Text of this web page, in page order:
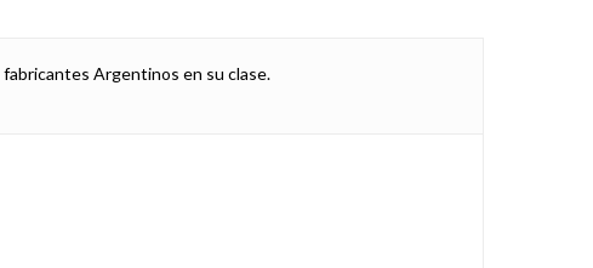
Argentinos en su clase.